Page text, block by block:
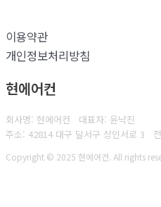
이용약관
개인정보처리방침
현에어컨
회사명: 현에어컨 대표자: 윤낙진
주소: 42814 대구 달서구 상인서로 3
Copyright © 2025 현에어컨. All rights